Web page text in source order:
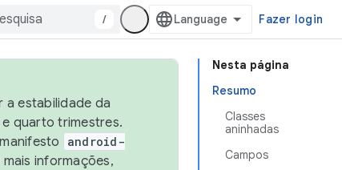
/ Fazer login
Nesta página
Resumo
Classes
aninhadas
Campos
a estabilidade da
quarto trimestres.
android-
informações,